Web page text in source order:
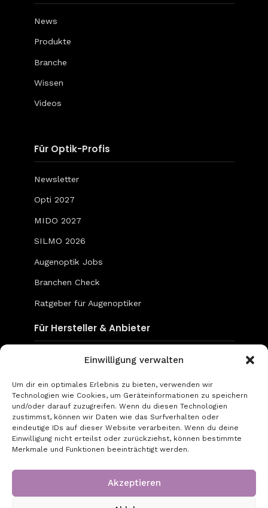
Einwilligung verwalten
Um dir ein optimales Erlebnis zu bieten, verwenden wir
Technologien wie Cookies, um Geräteinformationen zu speichern
und/oder darauf zuzugreifen. Wenn du diesen Technologien
zustimmst, können wir Daten wie das Surfverhalten oder
eindeutige IDs auf dieser Website verarbeiten. Wenn du deine
Einwilligung nicht erteilst oder zurückziehst, können bestimmte
Merkmale und Funktionen beeinträchtigt werden.
Akzeptieren
News
Produkte
Branche
Wissen
Videos
Für Optik-Profis
Newsletter
Opti 2027
MIDO 2027
SILMO 2026
Augenoptik Jobs
Branchen Check
Ratgeber für Augenoptiker
Für Hersteller & Anbieter
Content & Social Media
go-to-optic.de
Über uns
Kontakt
Datenschutz